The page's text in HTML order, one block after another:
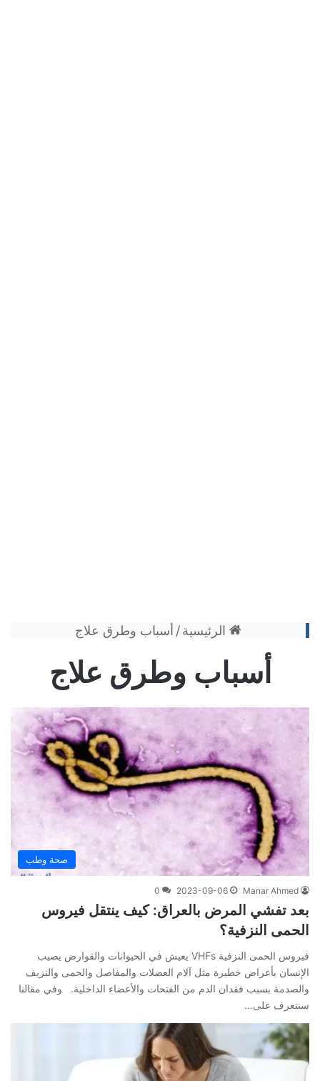
الرئيسية/ أسباب وطرق علاج
أسباب وطرق علاج
صحة وطب
Manar Ahmed
2023-09-06
0
بعد تفشي المرض بالعراق: كيف ينتقل فيروس
الحمى النزفية؟
فيروس الحمى النزفية VHFs يعيش في الحيوانات والقوارض يصيب
الإنسان بأعراض خطيرة مثل آلام العضلات والمفاصل والحمى والنزيف
والصدمة بسبب فقدان الدم من الفتحات والأعضاء الداخلية. وفي مقالنا
سنتعرف على…